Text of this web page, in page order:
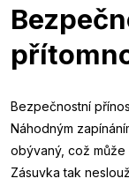
Bezpečnostní
Náhodným
obývaný, což
Zásuvka tak